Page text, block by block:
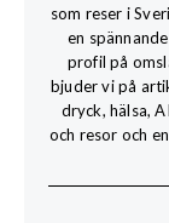
som reser i
en
profil på
bjuder vi på
dryck, hälsa,
och resor och